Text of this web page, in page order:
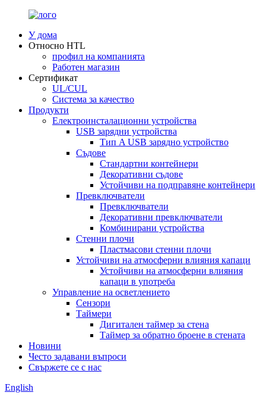
У дома
Относно HTL
профил на компанията
Работен магазин
Сертификат
UL/CUL
Система за качество
Продукти
Електроинсталационни устройства
USB зарядни устройства
Тип A USB зарядно устройство
Съдове
Стандартни контейнери
Декоративни съдове
Устойчиви на подправяне контейнери
Превключватели
Превключватели
Декоративни превключватели
Комбинирани устройства
Стенни плочи
Пластмасови стенни плочи
Устойчиви на атмосферни влияния капаци
Устойчиви на атмосферни влияния
капаци в употреба
Управление на осветлението
Сензори
Таймери
Дигитален таймер за стена
Таймер за обратно броене в стената
Новини
Често задавани въпроси
Свържете се с нас
English